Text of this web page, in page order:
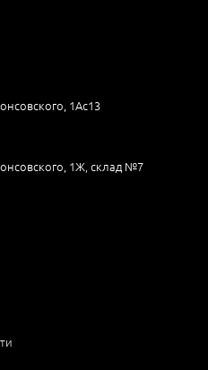
1Аc13
1Ж, склад №7